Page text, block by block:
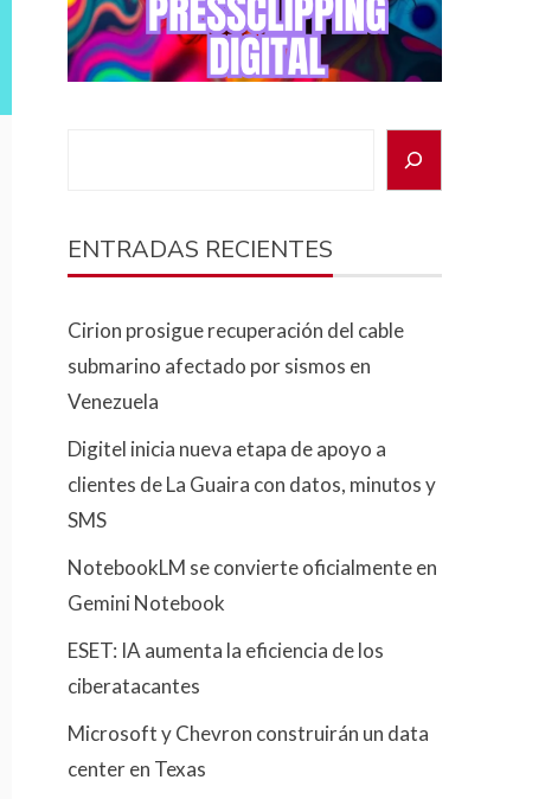
ENTRADAS RECIENTES
Cirion prosigue recuperación del cable
submarino afectado por sismos en
Venezuela
Digitel inicia nueva etapa de apoyo a
clientes de La Guaira con datos, minutos y
SMS
NotebookLM se convierte oficialmente en
Gemini Notebook
ESET: IA aumenta la eficiencia de los
ciberatacantes
Microsoft y Chevron construirán un data
center en Texas